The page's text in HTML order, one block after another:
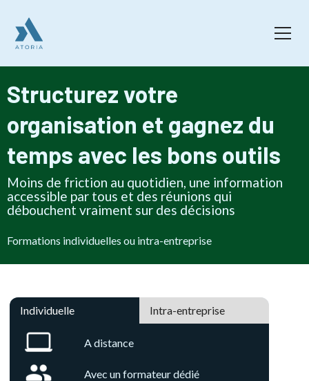
Structurez votre
organisation et gagnez du
temps avec les bons outils
Moins de friction au quotidien, une information
accessible par tous et des réunions qui
débouchent vraiment sur des décisions
Formations individuelles ou intra-entreprise
Individuelle Intra-entreprise
A distance
Avec un formateur dédié